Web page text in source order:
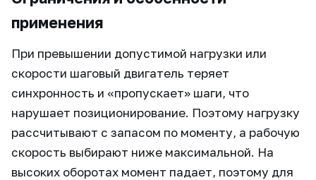
применения
При превышении допустимой нагрузки или
скорости шаговый двигатель теряет
синхронность и «пропускает» шаги, что
нарушает позиционирование. Поэтому нагрузку
рассчитывают с запасом по моменту, а рабочую
скорость выбирают ниже максимальной. На
высоких оборотах момент падает, поэтому для